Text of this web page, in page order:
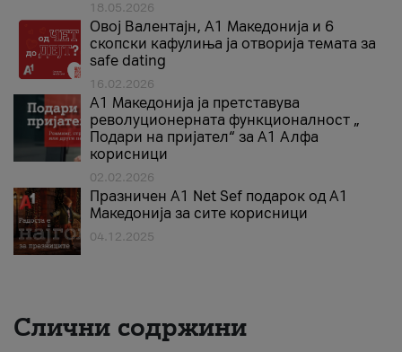
18.05.2026
Овој Валентајн, A1 Македонија и 6
скопски кафулиња ја отворија темата за
safe dating
16.02.2026
А1 Македонија ја претставува
револуционерната функционалност „
Подари на пријател“ за А1 Алфа
корисници
02.02.2026
Празничен A1 Net Sеf подарок од А1
Македонија за сите корисници
04.12.2025
Слични содржини